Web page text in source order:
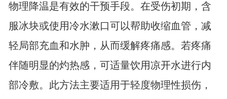
物理降温是有效的干预手段。在受伤初期，含
服冰块或使用冷水漱口可以帮助收缩血管，减
轻局部充血和水肿，从而缓解疼痛感。若疼痛
伴随明显的灼热感，可适量饮用凉开水进行内
部冷敷。此方法主要适用于轻度物理性损伤，